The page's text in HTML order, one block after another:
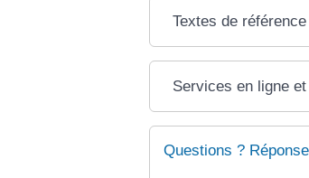
Textes de référence
Services en ligne
Questions ?